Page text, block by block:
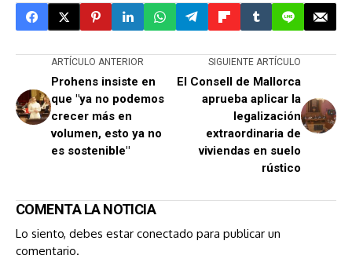
ARTÍCULO ANTERIOR
Prohens insiste en
que "ya no podemos
crecer más en
volumen, esto ya no
es sostenible"
SIGUIENTE ARTÍCULO
El Consell de Mallorca
aprueba aplicar la
legalización
extraordinaria de
viviendas en suelo
rústico
COMENTA LA NOTICIA
Lo siento, debes estar conectado para publicar un
comentario.